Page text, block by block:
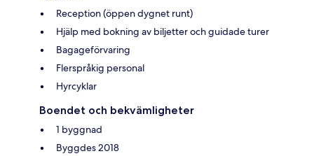
Reception (öppen dygnet runt)
Hjälp med bokning av biljetter och guidade turer
Bagageförvaring
Flerspråkig personal
Hyrcyklar
Boendet och bekvämligheter
1 byggnad
Byggdes 2018